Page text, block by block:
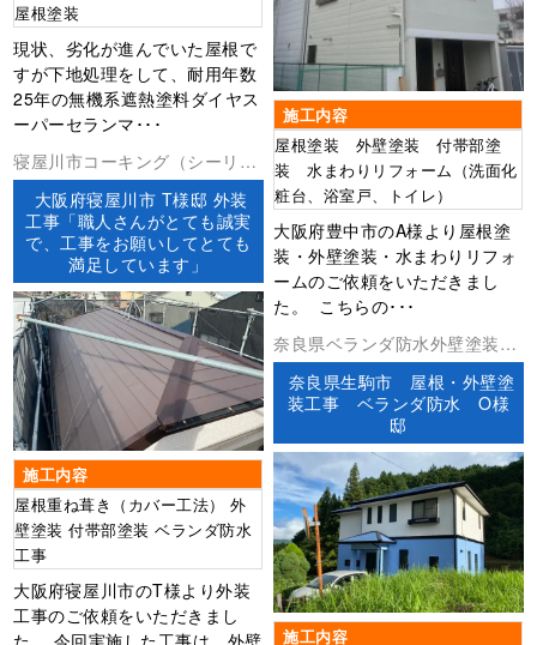
屋根塗装
現状、劣化が進んでいた屋根で
すが下地処理をして、耐用年数
25年の無機系遮熱塗料ダイヤス
ーパーセランマ･･･
施工内容
屋根塗装 外壁塗装 付帯部塗
装 水まわりリフォーム（洗面化
粧台、浴室戸、トイレ）
大阪府豊中市のA様より屋根塗
装・外壁塗装・水まわりリフォ
ームのご依頼をいただきまし
た。 こちらの･･･
寝屋川市コーキング（シーリン
グ）ベランダ防水外壁塗装屋根
工事防水工事
大阪府寝屋川市 T様邸 外装
工事「職人さんがとても誠実
で、工事をお願いしてとても
満足しています」
施工内容
屋根重ね葺き（カバー工法） 外
壁塗装 付帯部塗装 ベランダ防水
工事
大阪府寝屋川市のT様より外装
工事のご依頼をいただきまし
奈良県ベランダ防水外壁塗装屋
根塗装防水工事
奈良県生駒市 屋根・外壁塗
装工事 ベランダ防水 O様
邸
施工内容